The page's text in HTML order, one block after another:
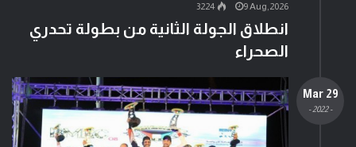
9 Aug,2026
3224
انطلاق الجولة الثانية من بطولة تحدري
الصحراء
29 Mar
- 2022 -